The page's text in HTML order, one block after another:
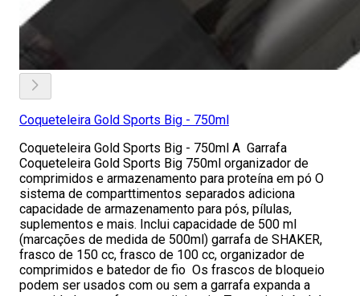
Coqueteleira Gold Sports Big - 750ml
Coqueteleira Gold Sports Big - 750ml A Garrafa
Coqueteleira Gold Sports Big 750ml organizador de
comprimidos e armazenamento para proteína em pó O
sistema de comparttimentos separados adiciona
capacidade de armazenamento para pós, pílulas,
suplementos e mais. Inclui capacidade de 500 ml
(marcações de medida de 500ml) garrafa de SHAKER,
frasco de 150 cc, frasco de 100 cc, organizador de
comprimidos e batedor de fio Os frascos de bloqueio
podem ser usados com ou sem a garrafa expanda a